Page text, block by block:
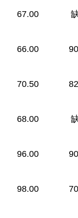
67.00
66.00
70.50
68.00
96.00
98.00